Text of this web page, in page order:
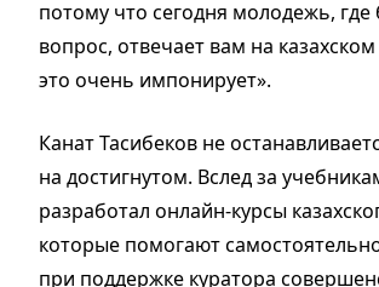
потому что сегодня молодежь, где
вопрос, отвечает вам на
это очень импонирует».
Канат Тасибеков не
на достигнутом. Вслед за
разработал онлайн-курсы
которые помогают
при поддержке куратора